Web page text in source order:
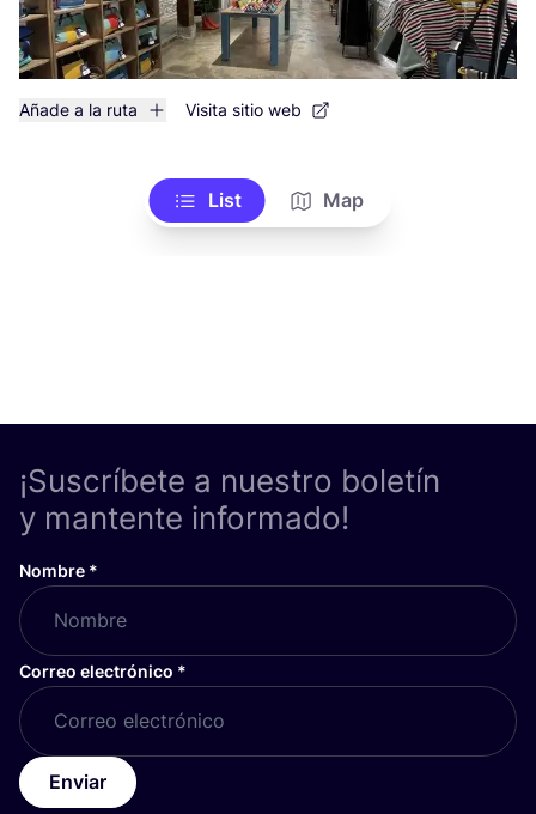
Añade a la ruta Visita sitio web
List Map
¡Suscríbete a nuestro boletín
y mantente informado!
Nombre *
Correo electrónico *
Enviar